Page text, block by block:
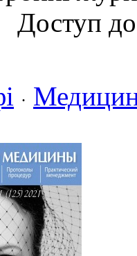
Доступ
·